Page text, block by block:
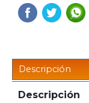
Descripción
Descripción